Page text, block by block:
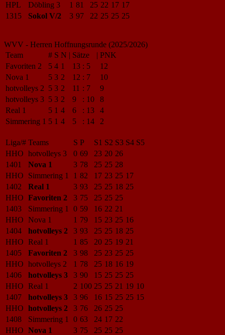
HPL
Döbling 3 1 81 25 22 17 17
1315
Sokol V/2 3 97 22 25 25 25
WVV - Herren Hoffnungsrunde (2025/2026)
Team
# S N | Sätze | PNK
Favoriten 2
5 4 1 13 : 5
12
Nova 1
5 3 2 12 : 7
10
hotvolleys 2 5 3 2 11 : 7
9
hotvolleys 3 5 3 2 9 : 10
8
Real 1
5 1 4 6 : 13
4
Simmering 1 5 1 4 5 : 14 2
Liga/# Teams S P S1 S2 S3 S4 S5
HHO hotvolleys 3 0 69 23 20 26
1401
Nova 1 3 78 25 25 28
HHO
Simmering 1 1 82 17 23 25 17
1402
Real 1 3 93 25 25 18 25
HHO Favoriten 2 3 75 25 25 25
1403
Simmering 1 0 59 16 22 21
HHO Nova 1 1 79 15 23 25 16
1404
hotvolleys 2 3 93 25 25 18 25
HHO Real 1 1 85 20 25 19 21
1405
Favoriten 2 3 98 25 23 25 25
HHO hotvolleys 2 1 78 25 18 16 19
1406
hotvolleys 3 3 90 15 25 25 25
HHO Real 1 2 100 25 25 21 19 10
1407
hotvolleys 3 3 96 16 15 25 25 15
HHO hotvolleys 2 3 76 26 25 25
1408
Simmering 1 0 63 24 17 22
HHO Nova 1 3 75 25 25 25